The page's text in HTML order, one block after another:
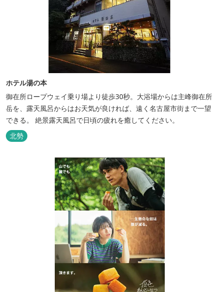
ホテル湯の本
御在所ロープウェイ乗り場より徒歩30秒。大浴場からは主峰御在所
岳を、露天風呂からはお天気が良ければ、遠く名古屋市街まで一望
できる。 絶景露天風呂で日頃の疲れを癒してください。
北勢